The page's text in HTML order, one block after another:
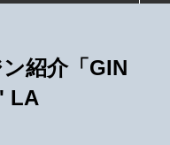
紹介「GIN
LA